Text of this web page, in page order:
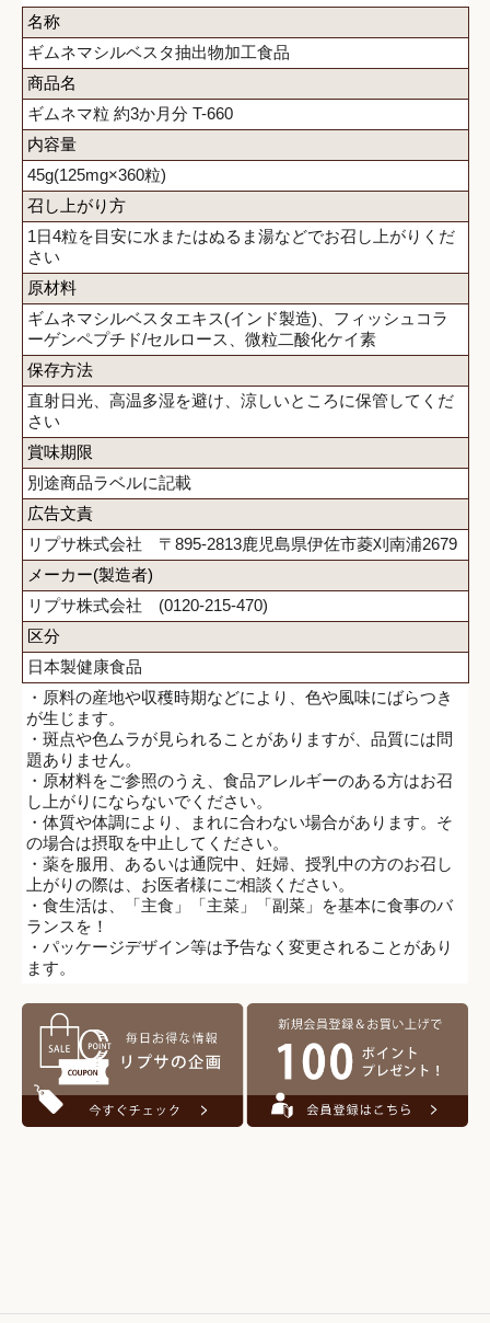
名称
ギムネマシルベスタ抽出物加工食品
商品名
ギムネマ粒 約3か月分 T-660
内容量
45g(125mg×360粒)
召し上がり方
1日4粒を目安に水またはぬるま湯などでお召し上がりくだ
さい
原材料
ギムネマシルベスタエキス(インド製造)、フィッシュコラ
ーゲンペプチド/セルロース、微粒二酸化ケイ素
保存方法
直射日光、高温多湿を避け、涼しいところに保管してくだ
さい
賞味期限
別途商品ラベルに記載
広告文責
リプサ株式会社 〒895-2813鹿児島県伊佐市菱刈南浦2679
メーカー(製造者)
リプサ株式会社 (0120-215-470)
区分
日本製健康食品
・原料の産地や収穫時期などにより、色や風味にばらつき
が生じます。
・斑点や色ムラが見られることがありますが、品質には問
題ありません。
・原材料をご参照のうえ、食品アレルギーのある方はお召
し上がりにならないでください。
・体質や体調により、まれに合わない場合があります。そ
の場合は摂取を中止してください。
・薬を服用、あるいは通院中、妊婦、授乳中の方のお召し
上がりの際は、お医者様にご相談ください。
・食生活は、「主食」「主菜」「副菜」を基本に食事のバ
ランスを！
・パッケージデザイン等は予告なく変更されることがあり
ます。